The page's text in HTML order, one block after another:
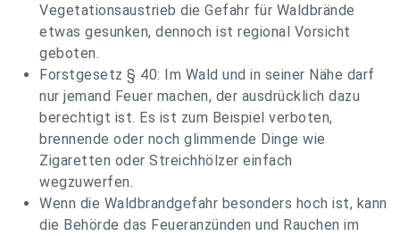
Vegetationsaustrieb die Gefahr für Waldbrände
etwas gesunken, dennoch ist regional Vorsicht
geboten.
Forstgesetz § 40: Im Wald und in seiner Nähe darf
nur jemand Feuer machen, der ausdrücklich dazu
berechtigt ist. Es ist zum Beispiel verboten,
brennende oder noch glimmende Dinge wie
Zigaretten oder Streichhölzer einfach
wegzuwerfen.
Wenn die Waldbrandgefahr besonders hoch ist, kann
die Behörde das Feueranzünden und Rauchen im